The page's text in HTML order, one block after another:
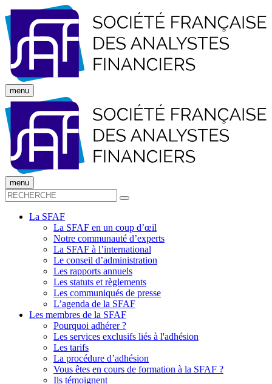
menu
menu
La SFAF
La SFAF en un coup d’œil
Notre communauté d’experts
La SFAF à l’international
Le conseil d’administration
Les rapports annuels
Les statuts et règlements
Les communiqués de presse
L’agenda de la SFAF
Les membres de la SFAF
Pourquoi adhérer ?
Les services exclusifs liés à l'adhésion
Les tarifs
La procédure d’adhésion
Vous êtes en cours de formation à la SFAF ?
Ils témoignent